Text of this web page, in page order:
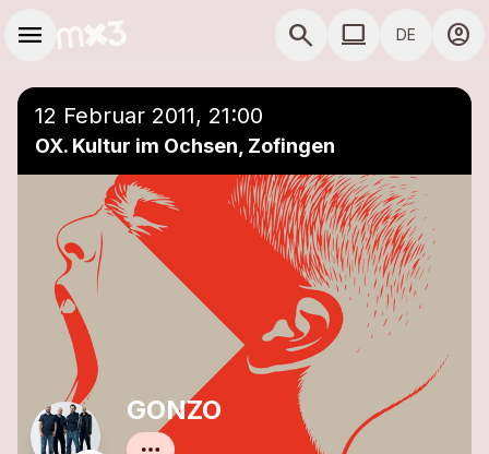
menu search COMPUTER
computer DE account_circle
12 Februar 2011, 21:00
OX. Kultur im Ochsen, Zofingen
GONZO
Einer Playlist hinzufügen close